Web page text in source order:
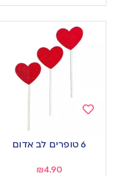
6 טופרים לב אדום
₪4.90